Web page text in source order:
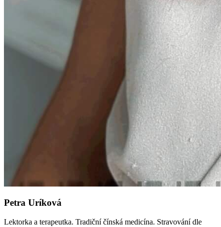
Petra Uríková
Lektorka a terapeutka. Tradiční čínská medicína. Stravování dle